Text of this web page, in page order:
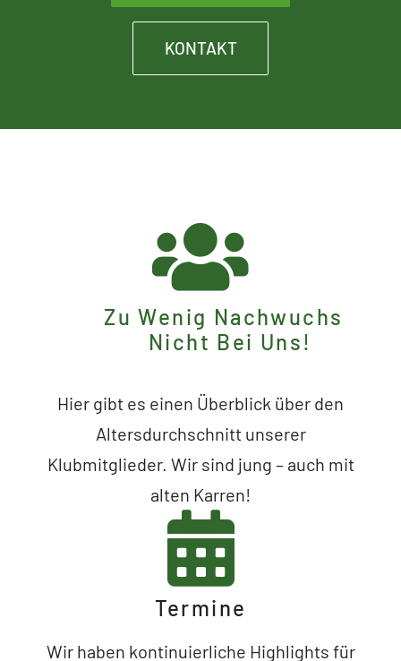
KONTAKT
Zu Wenig Nachwuchs
Nicht Bei Uns!
Hier gibt es einen Überblick über den
Altersdurchschnitt unserer
Klubmitglieder. Wir sind jung – auch mit
alten Karren!
Termine
Wir haben kontinuierliche Highlights für